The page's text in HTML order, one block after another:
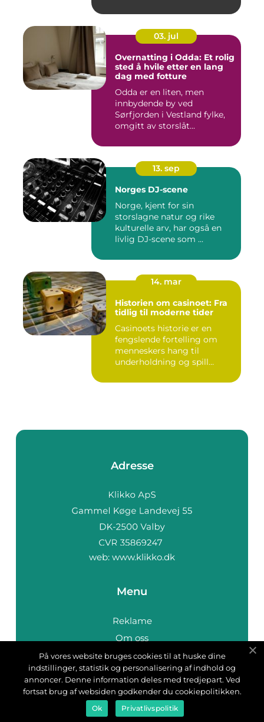
03. jul
Overnatting i Odda: Et rolig
sted å hvile etter en lang
dag med fotture
Odda er en liten, men
innbydende by ved
Sørfjorden i Vestland fylke,
omgitt av storslåt...
13. sep
Norges DJ-scene
Norge, kjent for sin
storslagne natur og rike
kulturelle arv, har også en
livlig DJ-scene som ...
14. mar
Historien om casinoet: Fra
tidlig til moderne tider
Casinoets historie er en
fengslende fortelling om
menneskers hang til
underholdning og spill
Adresse
web: www.klikko.dk
Menu
Reklame
Om oss
Cookies
Kontakt Oss
Sitemap
På vores website bruges cookies til at huske dine
indstillinger, statistik og personalisering af indhold og
annoncer. Denne information deles med tredjepart. Ved
fortsat brug af websiden godkender du cookiepolitikken.
Ok Privatlivspolitik